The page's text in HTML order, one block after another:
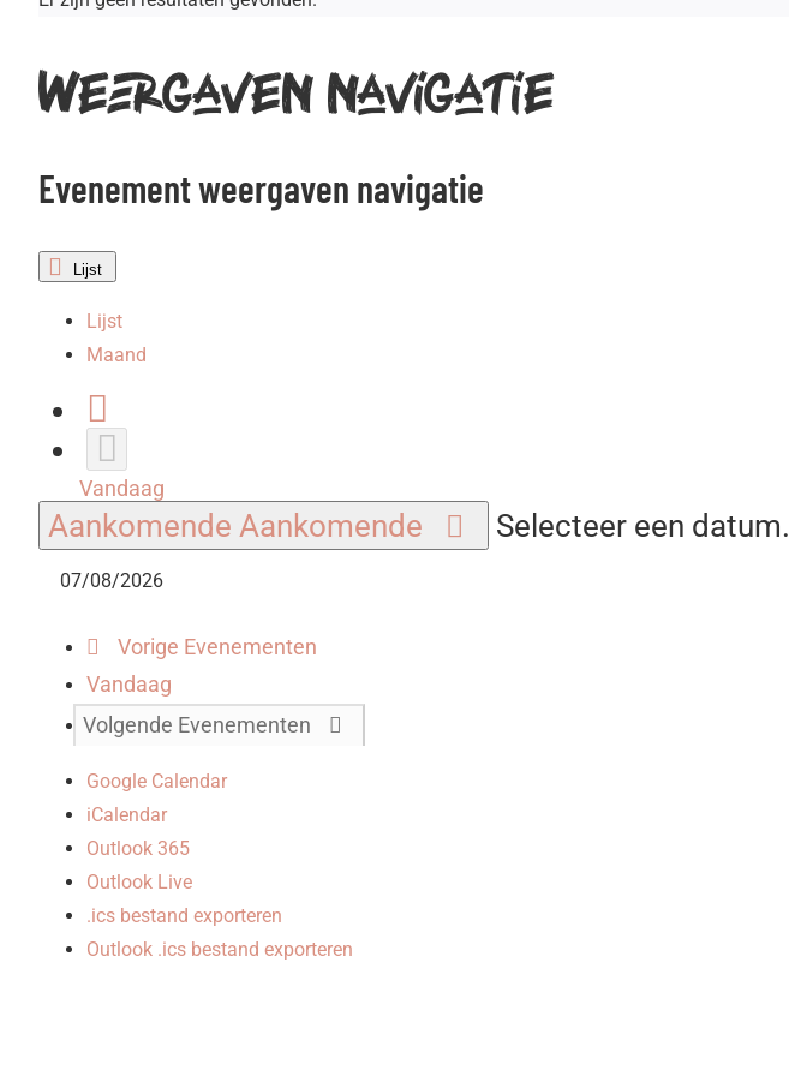
Weergaven navigatie
Evenement weergaven navigatie
Lijst
Lijst
Maand
Vandaag
Aankomende Aankomende Selecteer een datum.
Vorige Evenementen
Vandaag
Volgende Evenementen
Google Calendar
iCalendar
Outlook 365
Outlook Live
.ics bestand exporteren
Outlook .ics bestand exporteren